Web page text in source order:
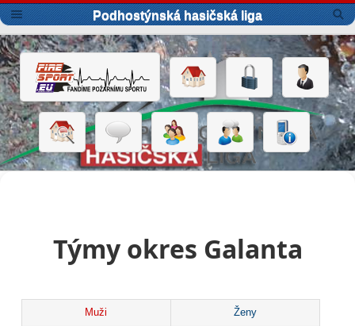
Podhostýnská hasičská liga
Týmy okres Galanta
Muži Ženy